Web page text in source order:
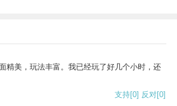
精美，玩法丰富。我已经玩了好几个小时，还
支持[0] 反对[0]